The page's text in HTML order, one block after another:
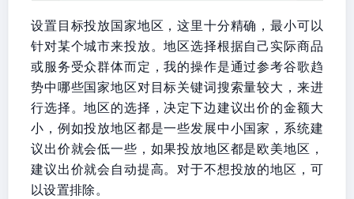
设置目标投放国家地区，这里十分精确，最小可以
针对某个城市来投放。地区选择根据自己实际商品
或服务受众群体而定，我的操作是通过参考谷歌趋
势中哪些国家地区对目标关键词搜索量较大，来进
行选择。地区的选择，决定下边建议出价的金额大
小，例如投放地区都是一些发展中小国家，系统建
议出价就会低一些，如果投放地区都是欧美地区，
建议出价就会自动提高。对于不想投放的地区，可
以设置排除。